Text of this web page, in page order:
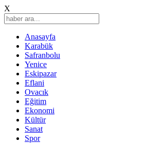
X
Anasayfa
Karabük
Safranbolu
Yenice
Eskipazar
Eflani
Ovacık
Eğitim
Ekonomi
Kültür
Sanat
Spor